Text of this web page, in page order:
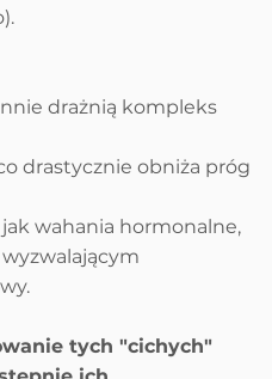
drażnią kompleks
drastycznie obniża próg
wahania hormonalne,
tych "cichych"